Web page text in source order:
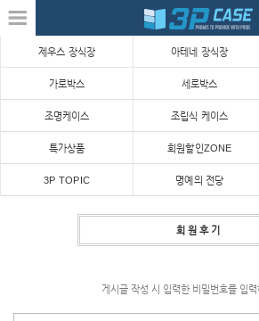
제우스 장식장 아테네 장식장
가로박스 세로박스
조명케이스 조립식 케이스
특가상품 회원할인ZONE
3P TOPIC 명예의 전당
회원후기
게시글 작성 시 입력한 비밀번호를 입